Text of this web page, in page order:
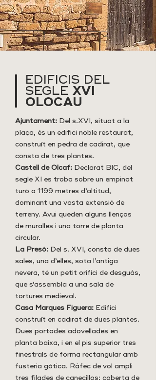
EDIFICIS DEL
SEGLE XVI
OLOCAU
Ajuntament: Del s.XVI, situat a la
plaça, és un edifici noble restaurat,
construït en pedra de cadirat, que
consta de tres plantes.
Castell de Olcaf: Declarat BIC, del
segle XI es troba sobre un empinat
turó a 1199 metres d’altitud,
dominant una vasta extensió de
terreny. Avui queden alguns llenços
de muralles i una torre de planta
circular.
La Presó: Del s. XVI, consta de dues
sales, una d’elles, sota l’antiga
nevera, té un petit orifici de desguàs,
que s’assembla a una sala de
tortures medieval.
Casa Marques Figuera: Edifici
construït en cadirat de dues plantes.
Dues portades adovellades en
planta baixa, i en el pis superior tres
finestrals de forma rectangular amb
fusteria gòtica. Ràfec de vol ampli
tres filades de canecillos; coberta de